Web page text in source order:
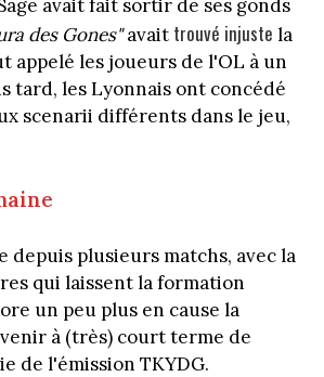
avait fait sortir de ses gonds
des Gones"avait trouvé injuste la
appelé les joueurs de l'OL à un
tard, les Lyonnais ont concédé
scenarii différents dans le jeu,
depuis plusieurs matchs, avec la
qui laissent la formation
un peu plus en cause la
à (très) court terme de
de l'émission TKYDG.